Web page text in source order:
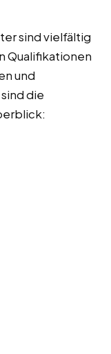
sind vielfältig
Qualifikationen
und
die